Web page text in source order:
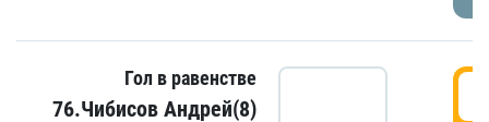
Гол в равенстве
76.Чибисов Андрей(8)